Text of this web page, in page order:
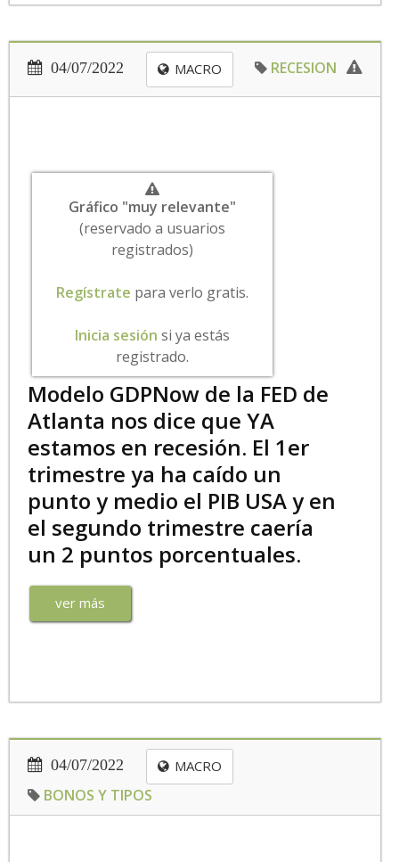
04/07/2022 MACRO RECESION
Gráfico "muy relevante"
(reservado a usuarios
registrados)
Regístrate para verlo gratis.
Inicia sesión si ya estás
registrado.
Modelo GDPNow de la FED de
Atlanta nos dice que YA
estamos en recesión. El 1er
trimestre ya ha caído un
punto y medio el PIB USA y en
el segundo trimestre caería
un 2 puntos porcentuales.
ver más
04/07/2022 MACRO
BONOS Y TIPOS